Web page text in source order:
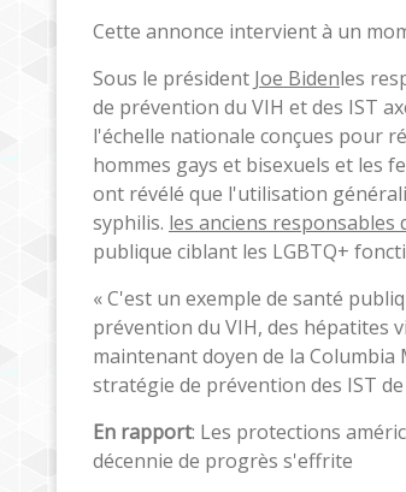
Cette annonce intervient à un
Sous le président Joe Bidenles
de prévention du VIH et des IST
l'échelle nationale conçues pour
hommes gays et bisexuels et les
ont révélé que l'utilisation
syphilis. les anciens responsables
publique ciblant les LGBTQ+
« C'est un exemple de santé
prévention du VIH, des hépatites
maintenant doyen de la Columbia
stratégie de prévention des IST
En rapport: Les protections
décennie de progrès s'effrite